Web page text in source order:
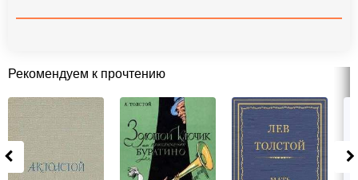
Рекомендуем к прочтению